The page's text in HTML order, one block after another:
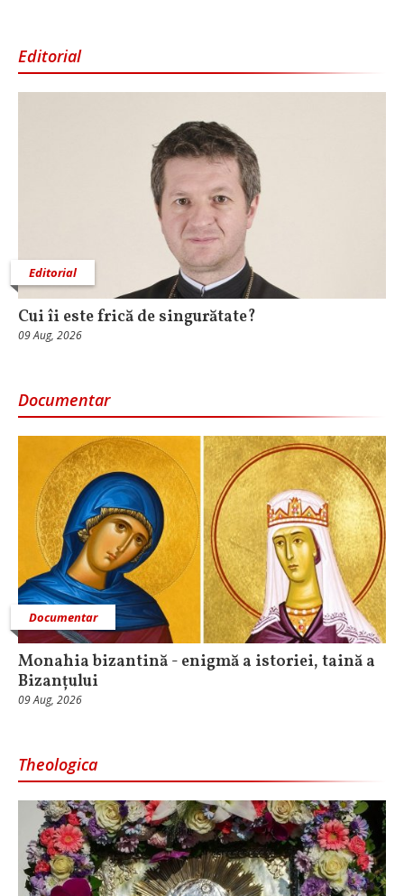
Editorial
Editorial
Cui îi este frică de singurătate?
09 Aug, 2026
Documentar
Documentar
Monahia bizantină - enigmă a istoriei, taină a
Bizanțului
09 Aug, 2026
Theologica